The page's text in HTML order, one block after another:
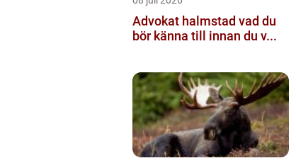
Advokat halmstad vad du
bör känna till innan du v...